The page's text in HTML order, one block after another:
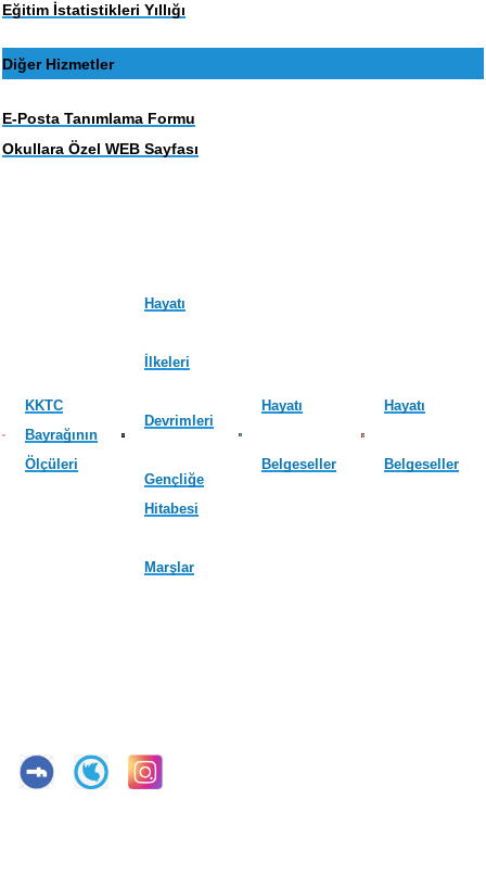
Eğitim İstatistikleri Yıllığı
Diğer Hizmetler
E-Posta Tanımlama Formu
Okullara Özel WEB Sayfası
KKTC
Bayrağının
Ölçüleri
Hayatı
İlkeleri
Devrimleri
Gençliğe
Hitabesi
Marşlar
Hayatı
Belgeseller
Hayatı
Belgeseller